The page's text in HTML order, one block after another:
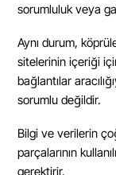
sorumluluk veya
Aynı durum,
sitelerinin içeriği
bağlantılar
sorumlu değildir.
Bilgi ve verilerin
parçalarının
gerektirir.